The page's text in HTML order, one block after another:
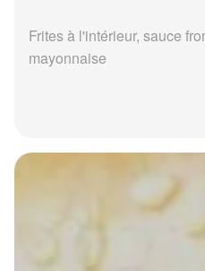
Frites à l'intérieur, sauce
mayonnaise